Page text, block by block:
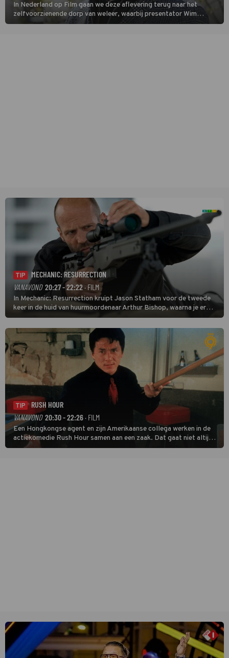
In Nederland op Film gaan we deze aflevering terug naar het
zelfvoorzienende dorp van weleer, waarbij presentator Wim
Daniëls de kijkers meeneemt op reis door de tijd aan de hand van
TIP
MECHANIC: RESURRECTION
VANAVOND 20:27 - 22:22· FILM
In Mechanic: Resurrection kruipt Jason Statham voor de tweede
keer in de huid van huurmoordenaar Arthur Bishop, waarna je er
donder op kunt zeggen dat er van Bishops geplande pensioen niet
veel terechtkomt.
TIP
RUSH HOUR
VANAVOND 20:30 - 22:26 · FILM
Een Hongkongse agent en zijn Amerikaanse collega werken in de
actiekomedie Rush Hour samen aan een zaak. Dat gaat niet altijd
van een leien dakje.